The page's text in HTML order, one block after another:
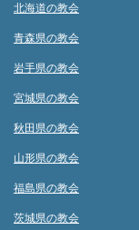
北海道の教会
青森県の教会
岩手県の教会
宮城県の教会
秋田県の教会
山形県の教会
福島県の教会
茨城県の教会